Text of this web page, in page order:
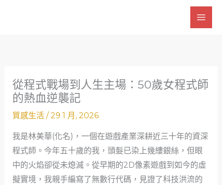
從程式戰場到人生主場：50歲女程式師
的熱血逆襲記
質感生活/29 1 月, 2026
我是林美華(化名)，一個在遊戲產業深耕近三十年的資深
程式師。今年五十歲的我，頭髮已染上幾縷銀絲，但眼
中的火焰卻從未熄滅。從早期的2D像素遊戲到如今的虛
擬實境，我親手編寫了無數行代碼，見證了科技洪流的